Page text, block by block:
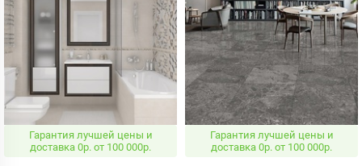
Гарантия лучшей цены и
доставка 0р. от 100 000р.
Гарантия лучшей цены и
доставка 0р. от 100 000р.